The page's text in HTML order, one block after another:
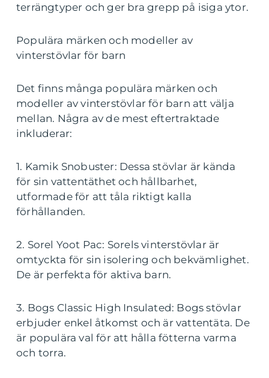
terrängtyper och ger bra grepp på isiga ytor.
Populära märken och modeller av
vinterstövlar för barn
Det finns många populära märken och
modeller av vinterstövlar för barn att välja
mellan. Några av de mest eftertraktade
inkluderar:
1. Kamik Snobuster: Dessa stövlar är kända
för sin vattentäthet och hållbarhet,
utformade för att tåla riktigt kalla
förhållanden.
2. Sorel Yoot Pac: Sorels vinterstövlar är
omtyckta för sin isolering och bekvämlighet.
De är perfekta för aktiva barn.
3. Bogs Classic High Insulated: Bogs stövlar
erbjuder enkel åtkomst och är vattentäta. De
är populära val för att hålla fötterna varma
och torra.